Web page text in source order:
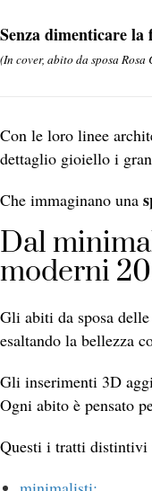
Senza dimenticare
(In cover, abito da sposa Rosa
Con le loro linee
dettaglio gioiello i
Che immaginano una
Dal
moderni
Gli abiti da sposa
esaltando la bellezza
Gli inserimenti 3D
Ogni abito è pensato
Questi i tratti distintivi